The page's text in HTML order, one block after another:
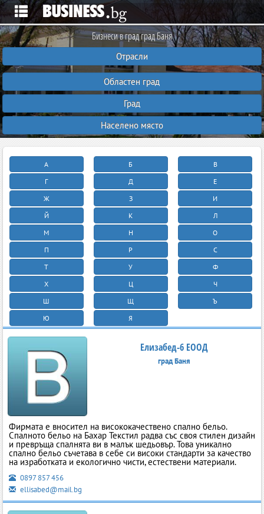
Бизнеси в град град Баня
Отрасли
Областен град
Град
Населено място
А Б
В
Г
Д
Е
Ж
З
И
Й
К
Л
М
Н
О
П
Р
С
Т
У
Ф
Х
Ц
Ч
Ш
Щ
Ъ
Ю
Я
Елизабед-6 ЕООД
град Баня
Фирмата е вносител на висококачествено спално бельо.
Спалното бельо на Бахар Текстил радва със своя стилен дизайн
и превръща спалнята ви в малък шедьовър. Това уникално
спално бельо съчетава в себе си високи стандарти за качество
на изработката и екологично чисти, естествени материали.
0897 857 456
ellisabed@mail.bg